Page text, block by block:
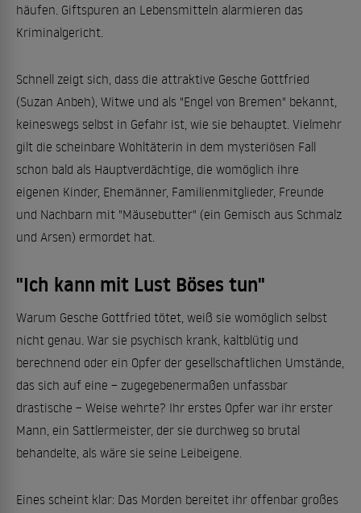
häufen. Giftspuren an Lebensmitteln alarmieren das
Kriminalgericht.
Schnell zeigt sich, dass die attraktive Gesche Gottfried
(Suzan Anbeh), Witwe und als "Engel von Bremen" bekannt,
keineswegs selbst in Gefahr ist, wie sie behauptet. Vielmehr
gilt die scheinbare Wohltäterin in dem mysteriösen Fall
schon bald als Hauptverdächtige, die womöglich ihre
eigenen Kinder, Ehemänner, Familienmitglieder, Freunde
und Nachbarn mit "Mäusebutter" (ein Gemisch aus Schmalz
und Arsen) ermordet hat.
"Ich kann mit Lust Böses tun"
Warum Gesche Gottfried tötet, weiß sie womöglich selbst
nicht genau. War sie psychisch krank, kaltblütig und
berechnend oder ein Opfer der gesellschaftlichen Umstände,
das sich auf eine – zugegebenermaßen unfassbar
drastische – Weise wehrte? Ihr erstes Opfer war ihr erster
Mann, ein Sattlermeister, der sie durchweg so brutal
behandelte, als wäre sie seine Leibeigene.
Eines scheint klar: Das Morden bereitet ihr offenbar großes